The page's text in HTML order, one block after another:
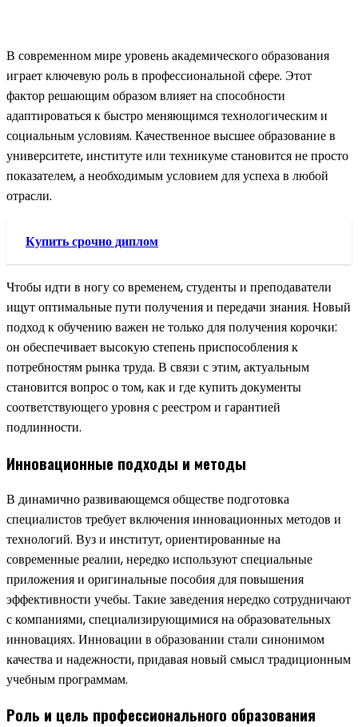
В современном мире уровень академического образования
играет ключевую роль в профессиональной сфере. Этот
фактор решающим образом влияет на способности
адаптироваться к быстро меняющимся технологическим и
социальным условиям. Качественное высшее образование в
университете, институте или техникуме становится не просто
показателем, а необходимым условием для успеха в любой
отрасли.
Купить срочно диплом
Чтобы идти в ногу со временем, студенты и преподаватели
ищут оптимальные пути получения и передачи знания. Новый
подход к обучению важен не только для получения корочки:
он обеспечивает высокую степень приспособления к
потребностям рынка труда. В связи с этим, актуальным
становится вопрос о том, как и где купить документы
соответствующего уровня с реестром и гарантией
подлинности.
Инновационные подходы и методы
В динамично развивающемся обществе подготовка
специалистов требует включения инновационных методов и
технологий. Вуз и институт, ориентированные на
современные реалии, нередко используют специальные
приложения и оригинальные пособия для повышения
эффективности учебы. Такие заведения нередко сотрудничают
с компаниями, специализирующимися на образовательных
инновациях. Инновации в образовании стали синонимом
качества и надежности, придавая новый смысл традиционным
учебным программам.
Роль и цель профессионального образования